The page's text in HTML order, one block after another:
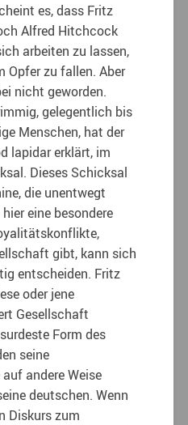
es, dass Fritz
Alfred Hitchcock
arbeiten zu lassen,
Opfer zu fallen. Aber
nicht geworden.
gelegentlich bis
Menschen, hat der
lapidar erklärt, im
Dieses Schicksal
die unentwegt
eine besondere
gibt, kann sich
entscheiden. Fritz
oder jene
Gesellschaft
Form des
seine
andere Weise
deutschen. Wenn
Diskurs zum